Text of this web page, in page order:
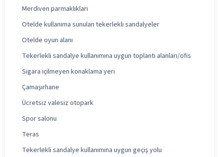
Merdiven parmaklıkları
Otelde kullanıma sunulan tekerlekli sandalyeler
Otelde oyun alanı
Tekerlekli sandalye kullanımına uygun toplantı alanları/ofis
Sigara içilmeyen konaklama yeri
Çamaşırhane
Ücretsiz valesiz otopark
Spor salonu
Teras
Tekerlekli sandalye kullanımına uygun geçiş yolu